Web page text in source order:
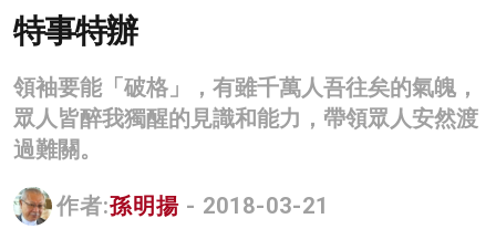
生活
商業
科技
影片
特事特辦
領袖要能「破格」，有雖千萬人吾往矣的氣魄，
眾人皆醉我獨醒的見識和能力，帶領眾人安然渡
過難關。
作者:孫明揚 - 2018-03-21